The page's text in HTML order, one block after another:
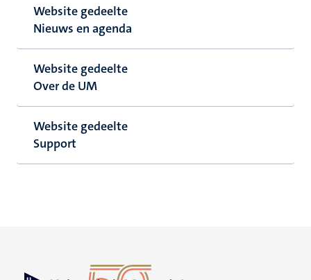
Website gedeelte
Nieuws en agenda
Website gedeelte
Over de UM
Website gedeelte
Support